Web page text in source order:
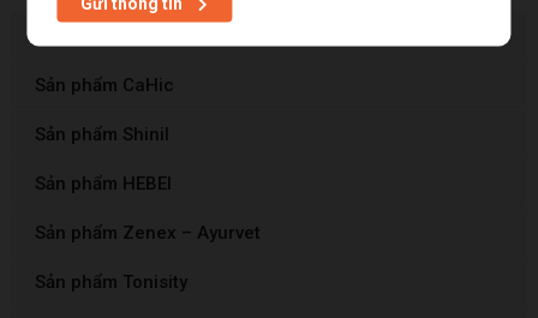
Sản phẩm CaHic
Sản phẩm Shinil
Sản phẩm HEBEI
Sản phẩm Zenex – Ayurvet
Sản phẩm Tonisity